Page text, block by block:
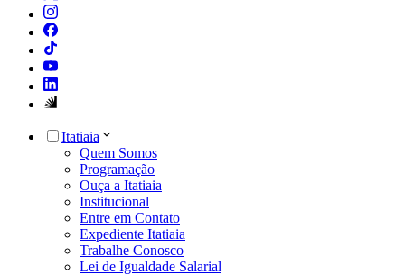
Itatiaia
Quem Somos
Programação
Ouça a Itatiaia
Institucional
Entre em Contato
Expediente Itatiaia
Trabalhe Conosco
Lei de Igualdade Salarial